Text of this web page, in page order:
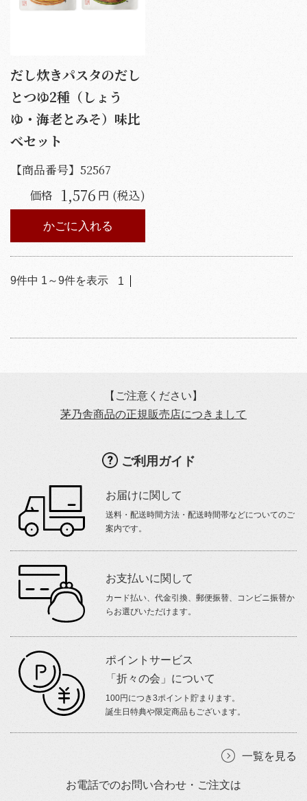
だし炊きパスタのだし
とつゆ2種（しょう
ゆ・海老とみそ）味比
べセット
【商品番号】 52567
価格 1,576 円 (税込)
かごに入れる
9件中 1 ～9件を表示 1
【ご注意ください】
茅乃舎商品の正規販売店につきまして
ご利用ガイド
お届けに関して
送料・配送時間方法・配送時間帯などについてのご
案内です。
お支払いに関して
カード払い、代金引換、郵便振替、コンビニ振替か
らお選びいただけます。
ポイントサービス
「折々の会」について
100円につき3ポイント貯まります。
誕生日特典や限定商品もございます。
一覧を見る
お電話でのお問い合わせ・ご注文は